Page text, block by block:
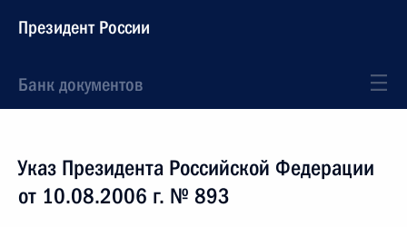
Президент России
Банк документов
Указ Президента Российской Федерации
от 10.08.2006 г. № 893